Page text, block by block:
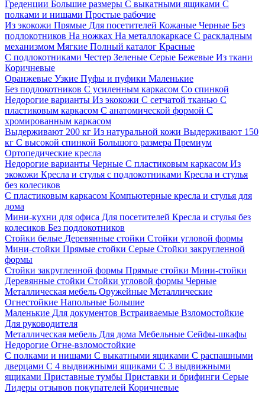
Греденции Большие размеры С выкатными ящиками С
полками и нишами Простые рабочие
Из экокожи Прямые Для посетителей Кожаные Черные Без
подлокотников На ножках На металлокаркасе С раскладным
механизмом Мягкие Полный каталог Красные
С подлокотниками Честер Зеленые Серые Бежевые Из ткани
Коричневые
Оранжевые Узкие Пуфы и пуфики Маленькие
Без подлокотников С усиленным каркасом Со спинкой
Недорогие варианты Из экокожи С сетчатой тканью С
пластиковым каркасом С анатомической формой С
хромированным каркасом
Выдерживают 200 кг Из натуральной кожи Выдерживают 150
кг С высокой спинкой Большого размера Премиум
Ортопедические кресла
Недорогие варианты Черные С пластиковым каркасом Из
экокожи Кресла и стулья с подлокотниками Кресла и стулья
без колесиков
С пластиковым каркасом Компьютерные кресла и стулья для
дома
Мини-кухни для офиса Для посетителей Кресла и стулья без
колесиков Без подлокотников
Стойки белые Деревянные стойки Стойки угловой формы
Мини-стойки Прямые стойки Серые Стойки закругленной
формы
Стойки закругленной формы Прямые стойки Мини-стойки
Деревянные стойки Стойки угловой формы Черные
Металлическая мебель Оружейные Металлические
Огнестойкие Напольные Большие
Маленькие Для документов Встраиваемые Взломостойкие
Для руководителя
Металлическая мебель Для дома Мебельные Сейфы-шкафы
Недорогие Огне-взломостойкие
С полками и нишами С выкатными ящиками С распашными
дверцами С 4 выдвижными ящиками С 3 выдвижными
ящиками Приставные тумбы Приставки и брифинги Серые
Лидеры отзывов покупателей Коричневые